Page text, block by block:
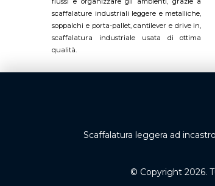
scaffalature industriali leggere e metalliche,
soppalchi e porta-pallet, cantilever e drive in,
scaffalatura industriale usata di ottima
qualità.
Scaffalatura leggera ad incastro
© Copyright 2026.